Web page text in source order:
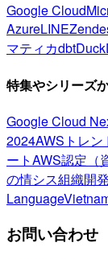
Google Cloud
AzureLINE
マティカdbt
特集やシリーズ
Google Cloud
2024AWSトレン
ートAWS認定（
の情シス組織開
Language
お問い合わせ